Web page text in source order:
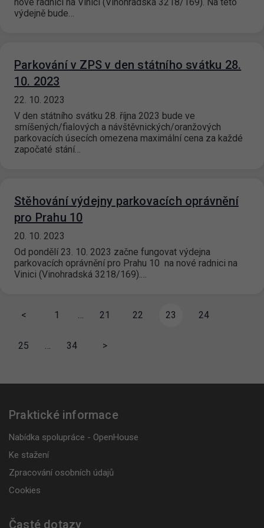
výdejně bude…
Parkování v ZPS v den státního svátku 28.
10. 2023
22. 10. 2023
V den státního svátku 28. října 2023 bude ve
smíšených/fialových a návštěvnických/oranžových
parkovacích úsecích omezena maximální cena za každé
započaté stání…
Stěhování výdejny parkovacích oprávnění
pro Prahu 10
20. 10. 2023
Od pondělí 23. 10. 2023 začne fungovat výdejna
parkovacích oprávnění pro Prahu 10 na nové radnici na
Vinici (Vinohradská 3218/169).…
< 1 … 21 22 23 24
25 … 34 >
Praktické informace
Nabídka spolupráce - OpenHouse
Ke stažení
Zpracování osobních údajů
Cookies
Časté dotazy